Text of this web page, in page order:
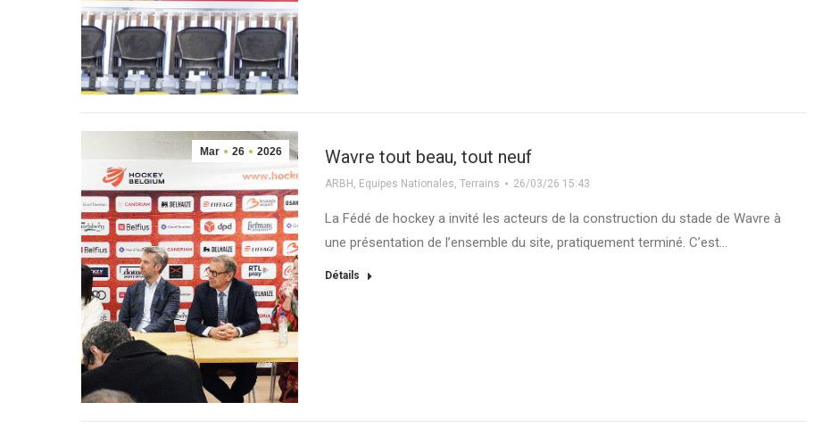
Mar 26 2026 Wavre tout beau, tout neuf
ARBH , Equipes Nationales,Terrains 26/03/26 15:43
La Fédé de hockey a invité les acteurs de la construction du stade de Wavre à
une présentation de l’ensemble du site, pratiquement terminé. C’est…
Détails